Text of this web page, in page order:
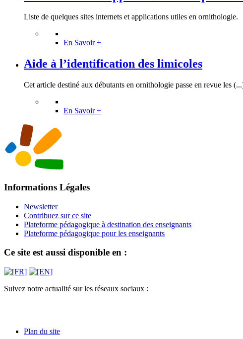
Liste de quelques sites internets et applications utiles en ornithologie.
En Savoir +
Aide à l’identification des limicoles
Cet article destiné aux débutants en ornithologie passe en revue les
En Savoir +
Informations Légales
Newsletter
Contribuez sur ce site
Plateforme pédagogique à destination des enseignants
Plateforme pédagogique pour les enseignants
Ce site est aussi disponible en :
Suivez notre actualité sur les réseaux sociaux :
Plan du site